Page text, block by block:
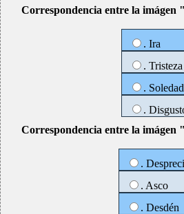
Correspondencia entre la imágen
. Ira
. Tristeza
. Soledad
.
Correspondencia entre la imágen
.
. Asco
. Desdén